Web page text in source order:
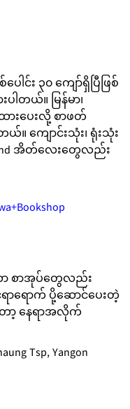
း ၃၀ ကျော်ရှိပြီဖြစ်
တယ်။ မြန်မာ၊
းပေးလို့ စာဖတ်
ကျောင်းသုံး၊ ရုံးသုံး
အိတ်လေးတွေလည်း
ာ စာအုပ်တွေလည်း
ာရောက် ပို့ဆောင်ပေးတဲ့
ာ့ နေရာအလိုက်
Tsp, Yangon